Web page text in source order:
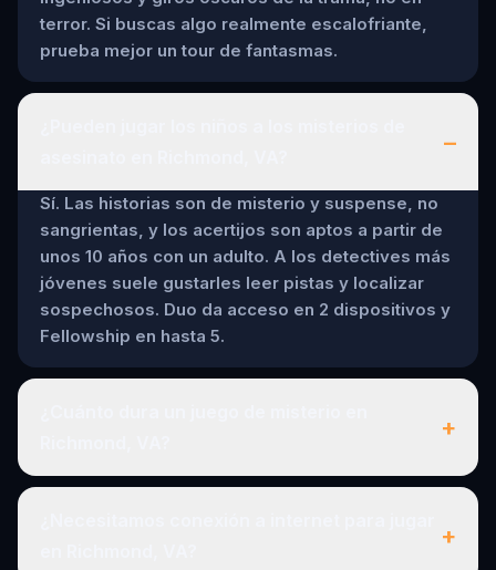
terror. Si buscas algo realmente escalofriante,
prueba mejor un tour de fantasmas.
–
Sí. Las historias son de misterio y suspense, no
sangrientas, y los acertijos son aptos a partir de
unos 10 años con un adulto. A los detectives más
jóvenes suele gustarles leer pistas y localizar
sospechosos. Duo da acceso en 2 dispositivos y
Fellowship en hasta 5.
+
+